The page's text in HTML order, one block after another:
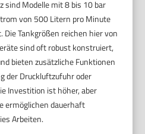
sind Modelle mit 8 bis 10 bar
von 500 Litern pro Minute
Tankgrößen reichen hier von
sind oft robust konstruiert,
bieten zusätzliche Funktionen
der Druckluftzufuhr oder
Investition ist höher, aber
ermöglichen dauerhaft
Arbeiten.